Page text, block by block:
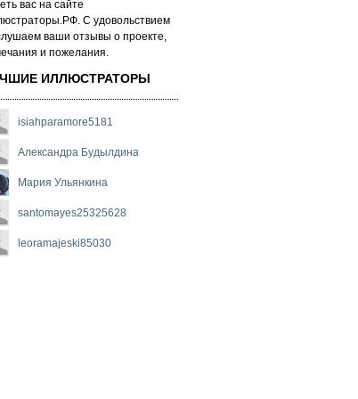
вас на сай­те
С удо­воль­стви­ем
ва­ши от­зы­вы о про­ек­те,
и по­же­ла­ни­я.
ИЛЛЮСТРАТОРЫ
isiahparamore5181
Александра Будылдина
Мария Ульянкина
santomayes25325628
leoramajeski85030